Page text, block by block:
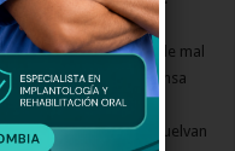
su tía está dispuesta a
hacen un plan que sale mal
que cada una piensa
que las hermanas vuelvan